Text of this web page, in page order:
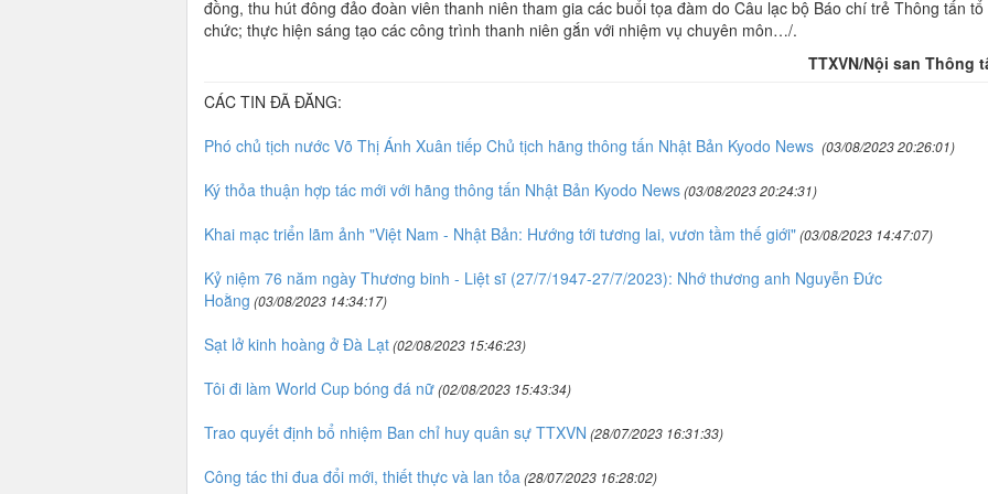
đồng, thu hút đông đảo đoàn viên thanh niên tham gia các buổi tọa đàm do Câu lạc bộ Báo chí trẻ Thông tấn tổ
chức; thực hiện sáng tạo các công trình thanh niên gắn với nhiệm vụ chuyên môn…/.
TTXVN/Nội san Thông
CÁC TIN ĐÃ ĐĂNG:
Phó chủ tịch nước Võ Thị Ánh Xuân tiếp Chủ tịch hãng thông tấn Nhật Bản Kyodo News (03/08/2023 20:26:01)
Ký thỏa thuận hợp tác mới với hãng thông tấn Nhật Bản Kyodo News(03/08/2023 20:24:31)
Khai mạc triển lãm ảnh "Việt Nam - Nhật Bản: Hướng tới tương lai, vươn tầm thế giới"(03/08/2023 14:47:07)
Kỷ niệm 76 năm ngày Thương binh - Liệt sĩ (27/7/1947-27/7/2023): Nhớ thương anh Nguyễn Đức
Hoằng (03/08/2023 14:34:17)
Sạt lở kinh hoàng ở Đà Lạt(02/08/2023 15:46:23)
Tôi đi làm World Cup bóng đá nữ(02/08/2023 15:43:34)
Trao quyết định bổ nhiệm Ban chỉ huy quân sự TTXVN (28/07/2023 16:31:33)
Công tác thi đua đổi mới, thiết thực và lan tỏa (28/07/2023 16:28:02)